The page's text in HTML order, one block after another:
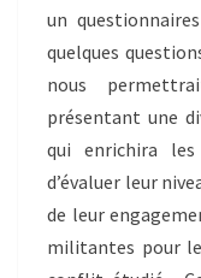
un
quelques
nous
présentant une
qui enrichira
d’évaluer leur
de leur
militantes pour